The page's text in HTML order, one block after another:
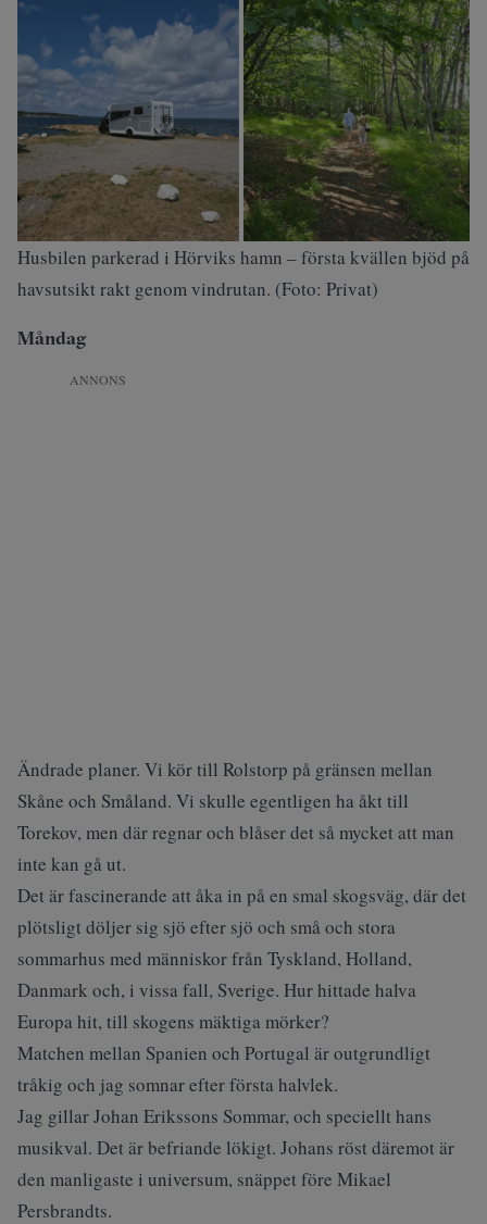
Husbilen parkerad i Hörviks hamn – första kvällen bjöd på
havsutsikt rakt genom vindrutan. (Foto: Privat)
Måndag
ANNONS
Ändrade planer. Vi kör till Rolstorp på gränsen mellan
Skåne och Småland. Vi skulle egentligen ha åkt till
Torekov, men där regnar och blåser det så mycket att man
inte kan gå ut.
Det är fascinerande att åka in på en smal skogsväg, där det
plötsligt döljer sig sjö efter sjö och små och stora
sommarhus med människor från Tyskland, Holland,
Danmark och, i vissa fall, Sverige. Hur hittade halva
Europa hit, till skogens mäktiga mörker?
Matchen mellan Spanien och Portugal är outgrundligt
tråkig och jag somnar efter första halvlek.
Jag gillarJohan Erikssons Sommar, och speciellt hans
musikval. Det är befriande lökigt. Johans röst däremot är
den manligaste i universum, snäppet före Mikael
Persbrandts.